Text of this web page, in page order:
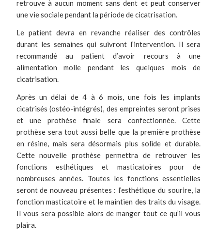
retrouve à aucun moment sans dent et peut conserver
une vie sociale pendant la période de cicatrisation.
Le patient devra en revanche réaliser des contrôles
durant les semaines qui suivront l’intervention. Il sera
recommandé au patient d’avoir recours à une
alimentation molle pendant les quelques mois de
cicatrisation.
Après un délai de 4 à 6 mois, une fois les implants
cicatrisés (ostéo-intégrés), des empreintes seront prises
et une prothèse finale sera confectionnée. Cette
prothèse sera tout aussi belle que la première prothèse
en résine, mais sera désormais plus solide et durable.
Cette nouvelle prothèse permettra de retrouver les
fonctions esthétiques et masticatoires pour de
nombreuses années. Toutes les fonctions essentielles
seront de nouveau présentes : l’esthétique du sourire, la
fonction masticatoire et le maintien des traits du visage.
Il vous sera possible alors de manger tout ce qu’il vous
plaira.